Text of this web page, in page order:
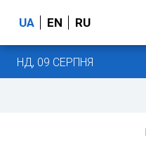
UA EN RU
НД, 09 СЕРПНЯ